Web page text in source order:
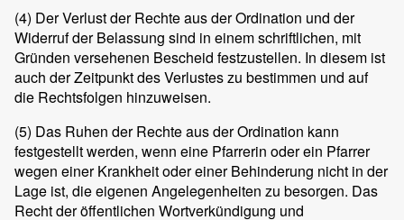
(4) Der Verlust der Rechte aus der Ordination und der
Widerruf der Belassung sind in einem schriftlichen, mit
Gründen versehenen Bescheid festzustellen. In diesem ist
auch der Zeitpunkt des Verlustes zu bestimmen und auf
die Rechtsfolgen hinzuweisen.
(5) Das Ruhen der Rechte aus der Ordination kann
festgestellt werden, wenn eine Pfarrerin oder ein Pfarrer
wegen einer Krankheit oder einer Behinderung nicht in der
Lage ist, die eigenen Angelegenheiten zu besorgen. Das
Recht der öffentlichen Wortverkündigung und